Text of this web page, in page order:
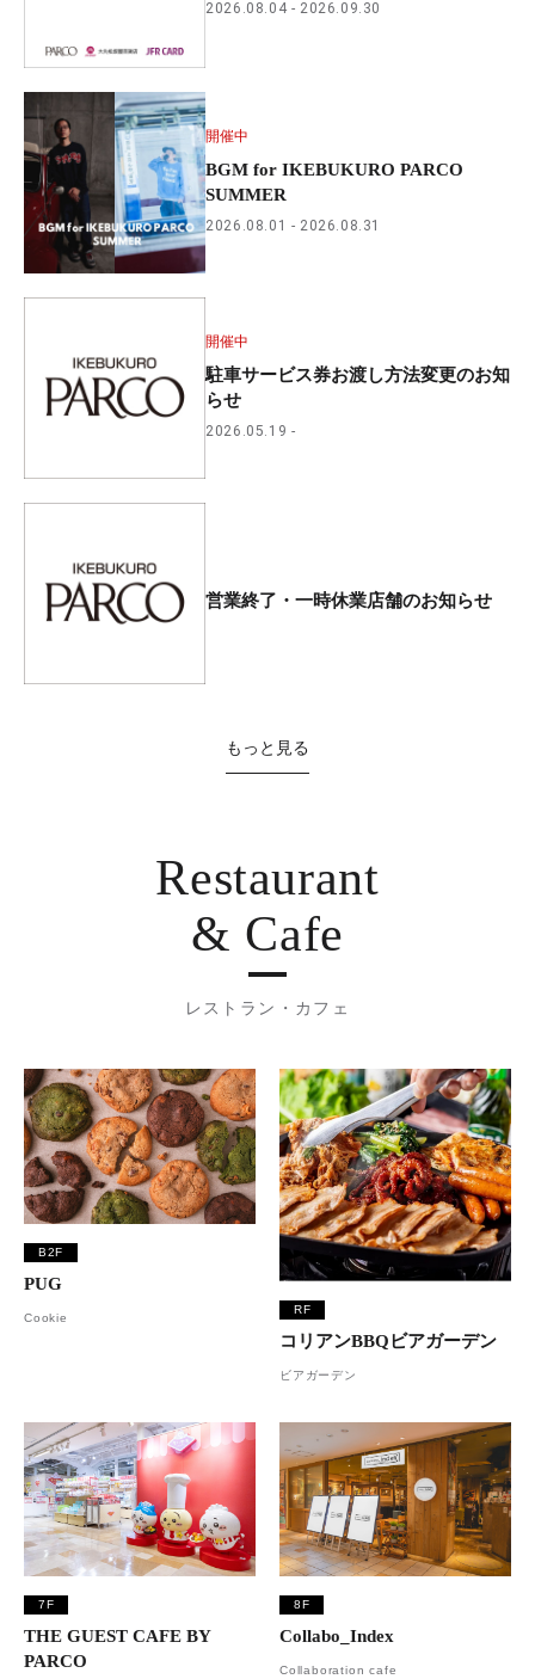
2026.08.04 2026.09.30
開催中
BGM for IKEBUKURO PARCO
SUMMER
2026.08.01 2026.08.31
開催中
駐車サービス券お渡し方法変更のお知
らせ
2026.05.19
営業終了・一時休業店舗のお知らせ
もっと見る
Restaurant
& Cafe
レストラン・カフェ
B2F
PUG
Cookie
RF
コリアンBBQビアガーデン
ビアガーデン
7F
THE GUEST CAFE BY
PARCO
8F
Collabo_Index
Collaboration cafe